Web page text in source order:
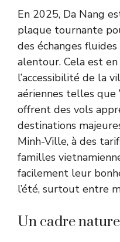
En 2025, Da Nang
plaque tournante
des échanges
alentour. Cela est
l’accessibilité de la
aériennes telles que
offrent des vols
destinations
Minh-Ville, à des
familles
facilement leur
l’été, surtout entre
Un cadre